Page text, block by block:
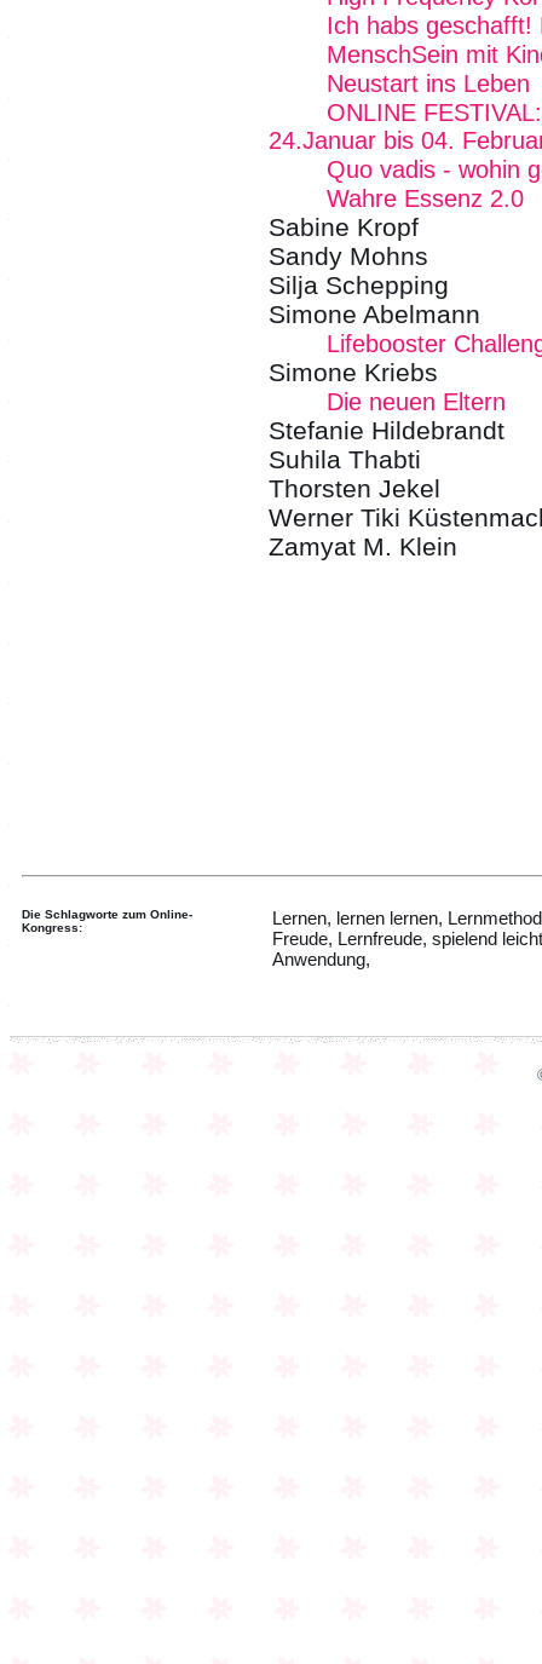
Ich habs geschafft!
MenschSein mit
Neustart ins Leben
ONLINE
24.Januar bis 04.
Quo vadis - wohin
Wahre Essenz 2.0
Sabine Kropf
Sandy Mohns
Silja Schepping
Simone Abelmann
Lifebooster
Simone Kriebs
Die neuen Eltern
Stefanie Hildebrandt
Suhila Thabti
Thorsten Jekel
Werner Tiki
Zamyat M. Klein
Die Schlagworte zum Online-
Kongress:
Lernen, lernen lernen,
Freude, Lernfreude, spielend
Anwendung,